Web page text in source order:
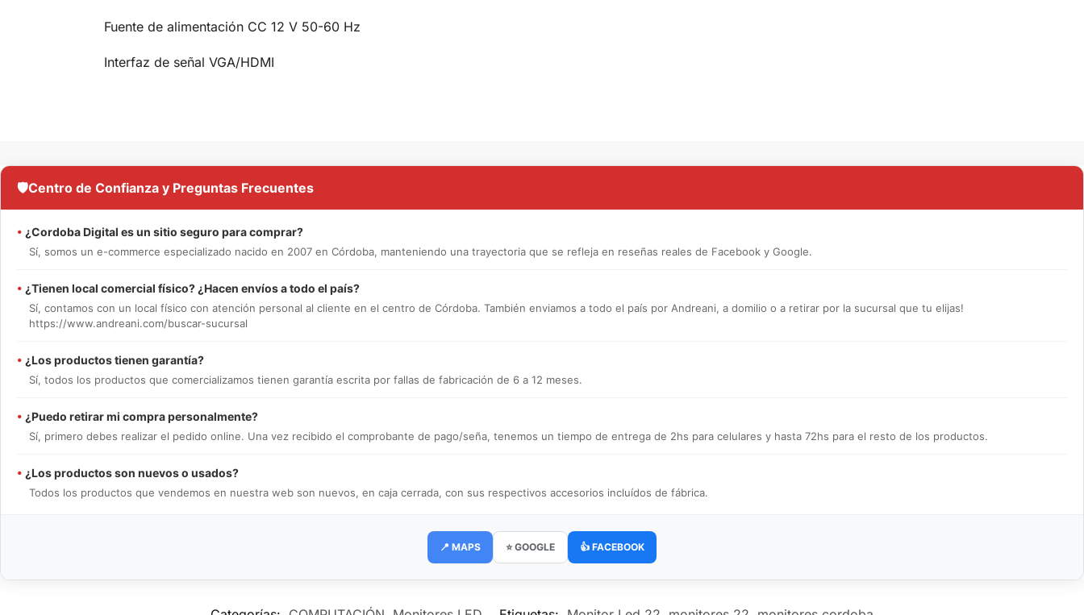
Fuente de alimentación CC 12 V 50-60 Hz
Interfaz de señal VGA/HDMI
🛡️Centro de Confianza y Preguntas Frecuentes
• ¿Cordoba Digital es un sitio seguro para comprar?
Sí, somos un e-commerce especializado nacido en 2007 en Córdoba, manteniendo una trayectoria que se refleja en reseñas reales de Facebook y Google.
• ¿Tienen local comercial físico? ¿Hacen envíos a todo el país?
Sí, contamos con un local físico con atención personal al cliente en el centro de Córdoba. También enviamos a todo el país por Andreani, a domilio o a retirar por la sucursal que tu elijas!
https://www.andreani.com/buscar-sucursal
• ¿Los productos tienen garantía?
Sí, todos los productos que comercializamos tienen garantía escrita por fallas de fabricación de 6 a 12 meses.
• ¿Puedo retirar mi compra personalmente?
Sí, primero debes realizar el pedido online. Una vez recibido el comprobante de pago/seña, tenemos un tiempo de entrega de 2hs para celulares y hasta 72hs para el resto de los productos.
• ¿Los productos son nuevos o usados?
Todos los productos que vendemos en nuestra web son nuevos, en caja cerrada, con sus respectivos accesorios incluídos de fábrica.
📍 MAPS ⭐ GOOGLE 👍 FACEBOOK